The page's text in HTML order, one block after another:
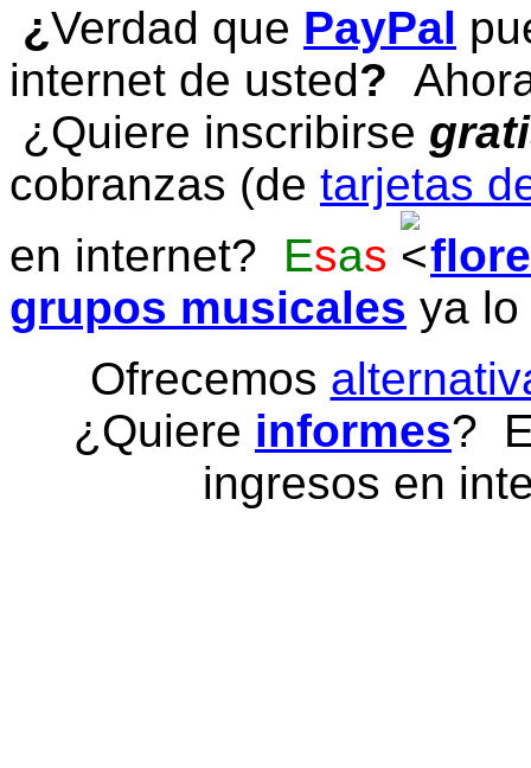
¿Verdad que PayPal
internet de usted?
¿Quiere inscribirse
cobranzas (de tarjetas
en internet? Esas
grupos musicales ya
Ofrecemos
¿Quiere informes?
ingresos en